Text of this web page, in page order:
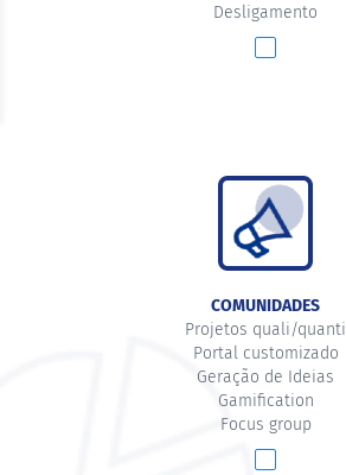
Desligamento
COMUNIDADES
Projetos quali/quanti
Portal customizado
Geração de Ideias
Gamification
Focus group